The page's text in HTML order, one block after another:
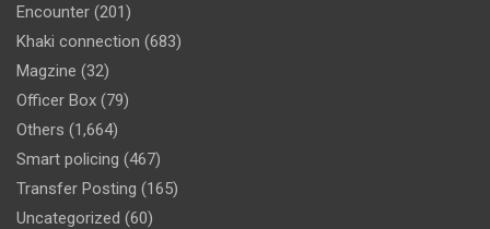
Encounter (201)
Khaki connection (683)
Magzine (32)
Officer Box (79)
Others (1,664)
Smart policing (467)
Transfer Posting (165)
Uncategorized (60)